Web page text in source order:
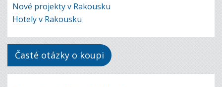
Nové projekty v Rakousku
Hotely v Rakousku
Časté otázky o koupi